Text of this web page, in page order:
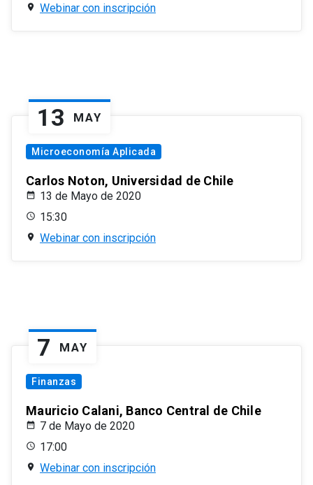
Webinar con inscripción
13 MAY
Microeconomía Aplicada
Carlos Noton, Universidad de Chile
13 de Mayo de 2020
15:30
Webinar con inscripción
7 MAY
Finanzas
Mauricio Calani, Banco Central de Chile
7 de Mayo de 2020
17:00
Webinar con inscripción